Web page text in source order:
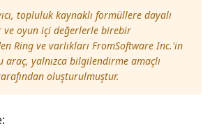
topluluk kaynaklı formüllere dayalı
ve oyun içi değerlerle birebir
Ring ve varlıkları FromSoftware Inc.'in
araç, yalnızca bilgilendirme amaçlı
oluşturulmuştur.